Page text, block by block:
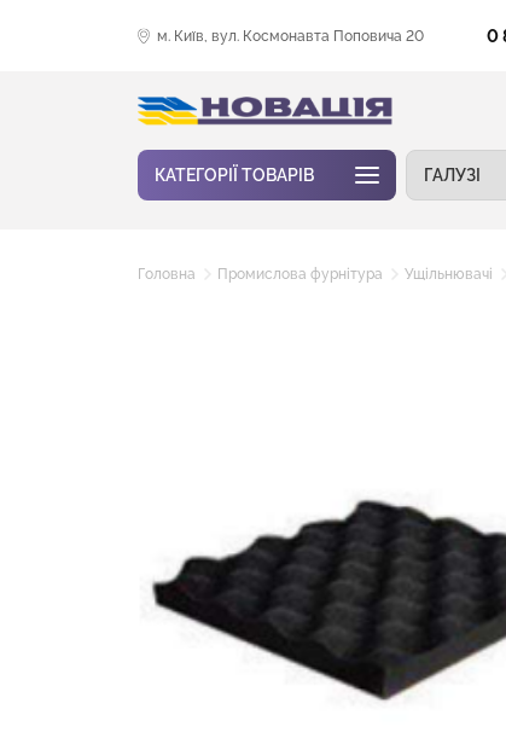
м. Київ, вул. Космонавта Поповича 20 0
КАТЕГОРІЇ ТОВАРІВ ГАЛУЗІ
Головна Промислова фурнітура Ущільнювачі